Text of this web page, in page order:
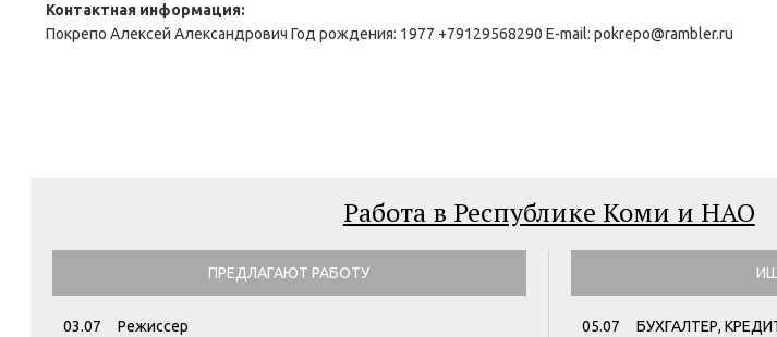
Контактная информация:
Покрепо Алексей Александрович Год рождения: 1977 +79129568290 E-mail: pokrepo@rambler.ru
Работа в Республике Коми и НАО
ПРЕДЛАГАЮТ РАБОТУ
03.07
Режиссер
05.07
БУХГАЛТЕР,